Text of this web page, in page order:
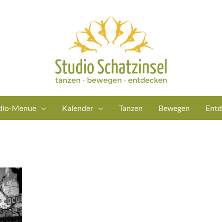
Menue Kalender Tanzen Bewegen